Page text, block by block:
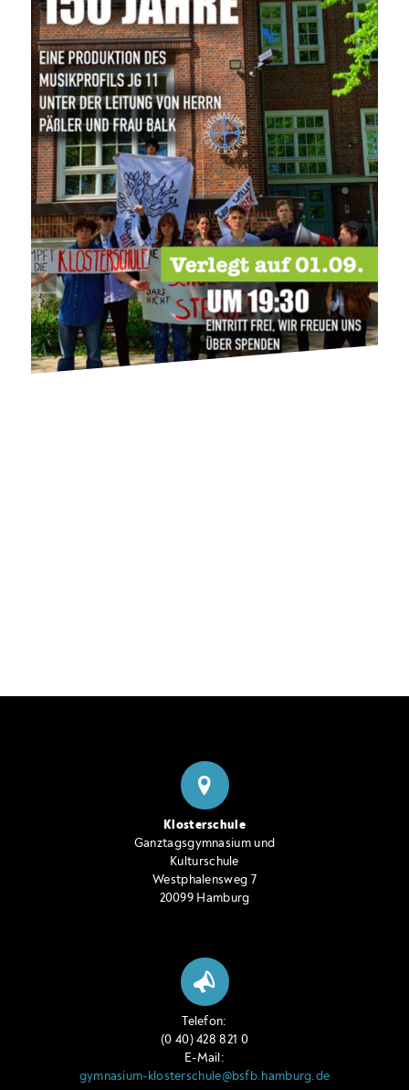
Klosterschule
Ganztagsgymnasium und
Kulturschule
Westphalensweg 7
20099 Hamburg
Telefon:
(0 40) 428 821 0
E-Mail:
gymnasium-klosterschule@bsfb.hamburg.de